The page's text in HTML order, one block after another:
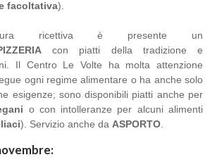
facoltativa).
ricettiva è presente un
con piatti della tradizione e
Il Centro Le Volte ha molta attenzione
ogni regime alimentare o ha anche solo
esigenze; sono disponibili piatti anche per
o con intolleranze per alcuni alimenti
). Servizio anche da ASPORTO